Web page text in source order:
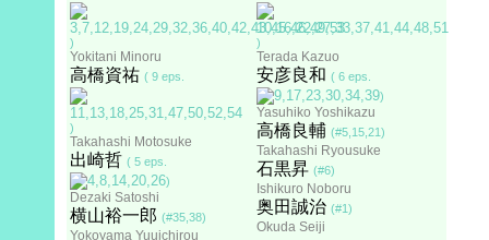
)
Yokitani Minoru
高橋資祐 ( 9 eps.
)
Takahashi Motosuke
出崎哲 ( 5 eps.
)
Dezaki Satoshi
横山裕一郎 (#35,38)
Yokoyama Yuuichirou
)
Terada Kazuo
安彦良和 ( 6 eps.
)
Yasuhiko Yoshikazu
高橋良輔 (#5,15,21)
Takahashi Ryousuke
石黒昇 (#6)
Ishikuro Noboru
奥田誠治 (#1)
Okuda Seiji